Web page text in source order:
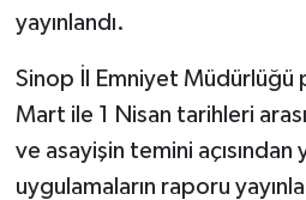
yayınlandı.
Sinop İl Emniyet Müdürlüğü
Mart ile 1 Nisan tarihleri
ve asayişin temini açısından
uygulamaların raporu